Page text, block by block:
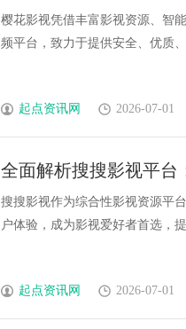
樱花影视凭借丰富影视资源、智
频平台，致力于提供安全、优质
起点资讯网 2026-07-01
全面解析搜搜影视平台
南
搜搜影视作为综合性影视资源平
户体验，成为影视爱好者首选，
起点资讯网 2026-07-01